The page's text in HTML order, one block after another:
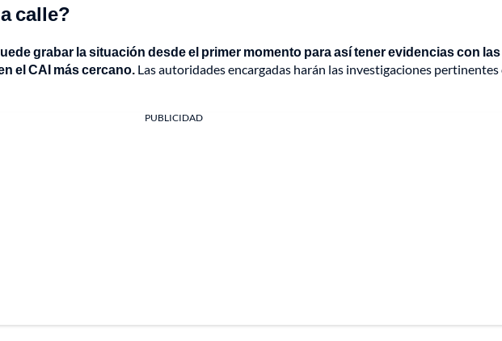
calle?
grabar la situación desde el primer momento para así tener evidencias con las
el CAI más cercano. Las autoridades encargadas harán las investigaciones pertinentes
PUBLICIDAD